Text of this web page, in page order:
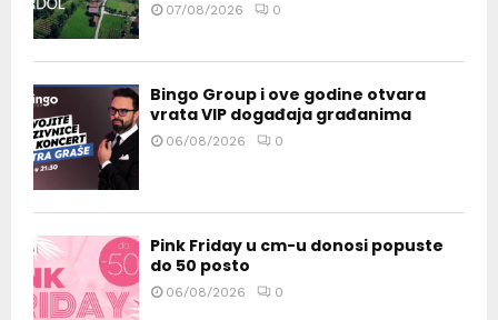
07/08/2026 0
Bingo Group i ove godine otvara
vrata VIP događaja građanima
06/08/2026 0
Pink Friday u cm-u donosi popuste
do 50 posto
06/08/2026 0